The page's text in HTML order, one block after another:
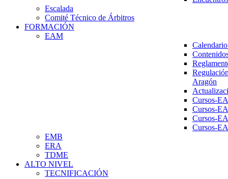
Escalada
Comité Técnico de Árbitros
FORMACIÓN
EAM
Aragón
Cursos-
Cursos-
Cursos-
Cursos-
EMB
ERA
TDME
ALTO NIVEL
TECNIFICACIÓN